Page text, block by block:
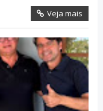
Veja mais